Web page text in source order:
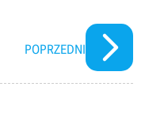
POPRZEDNI